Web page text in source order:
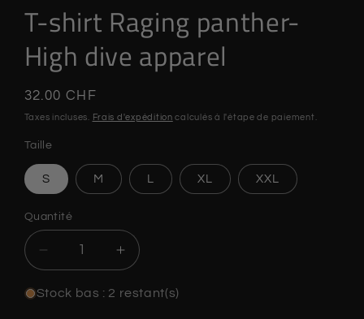
T-shirt Raging panther-
High dive apparel
Prix
habituel
32.00 CHF
Taxes incluses. Frais d'expédition calculés à l'étape de paiement.
Taille
S M XL XXL
Quantité
Quantité
Réduire
la
quantité
Augmenter
la
quantité
Stock bas : 2 restant(s)